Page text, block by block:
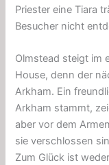
Priester eine Tiara
Besucher nicht
Olmstead steigt im
House, denn der
Arkham. Ein
Arkham stammt,
aber vor dem
sie verschlossen
Zum Glück ist